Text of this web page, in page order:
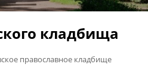
кладбища
православное кладбище